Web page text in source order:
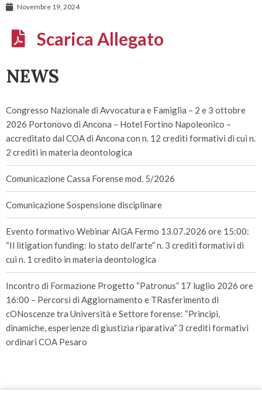
Novembre 19, 2024
Scarica Allegato
NEWS
Congresso Nazionale di Avvocatura e Famiglia – 2 e 3 ottobre
2026 Portonovo di Ancona – Hotel Fortino Napoleonico –
accreditato dal COA di Ancona con n. 12 crediti formativi di cui n.
2 crediti in materia deontologica
Comunicazione Cassa Forense mod. 5/2026
Comunicazione Sospensione disciplinare
Evento formativo Webinar AIGA Fermo 13.07.2026 ore 15:00:
“Il litigation funding: lo stato dell’arte” n. 3 crediti formativi di
cui n. 1 credito in materia deontologica
Incontro di Formazione Progetto “Patronus” 17 luglio 2026 ore
16:00 – Percorsi di Aggiornamento e TRasferimento di
cONoscenze tra Università e Settore forense: “Principi,
dinamiche, esperienze di giustizia riparativa” 3 crediti formativi
ordinari COA Pesaro